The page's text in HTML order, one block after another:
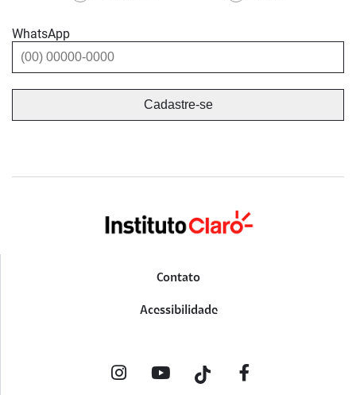
WhatsApp
Contato
Acessibilidade